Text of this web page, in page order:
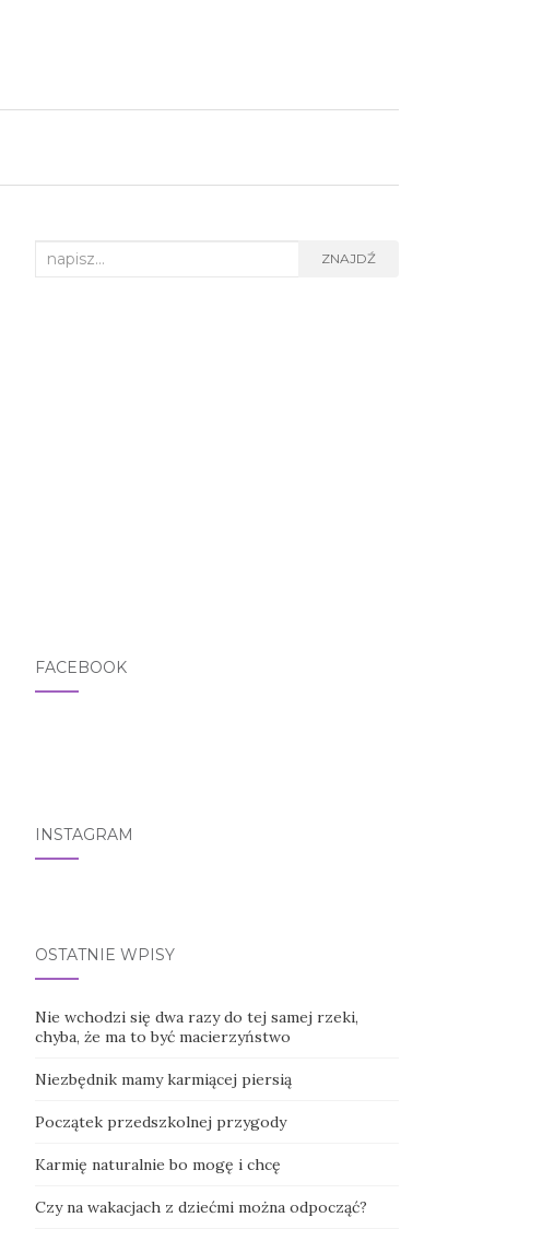
Search for: ZNAJDŹ
FACEBOOK
INSTAGRAM
OSTATNIE WPISY
Nie wchodzi się dwa razy do tej samej rzeki,
chyba, że ma to być macierzyństwo
Niezbędnik mamy karmiącej piersią
Początek przedszkolnej przygody
Karmię naturalnie bo mogę i chcę
Czy na wakacjach z dziećmi można odpocząć?